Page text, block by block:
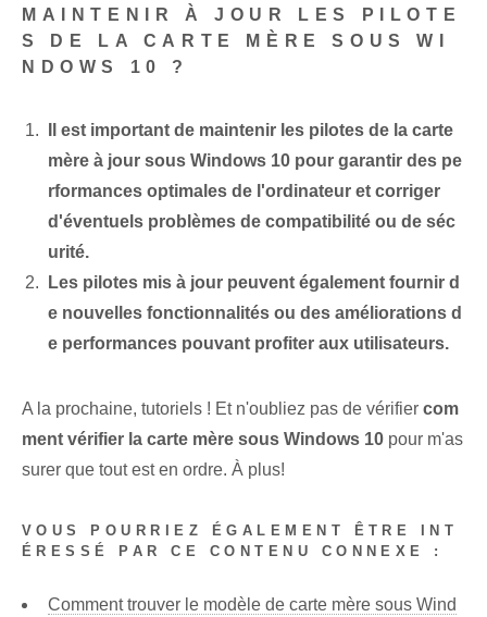
MAINTENIR À JOUR LES PILOTE
S DE LA CARTE MÈRE SOUS WI
NDOWS 10 ?
Il est important de maintenir les pilotes de la carte
mère à jour sous Windows 10 pour garantir des pe
rformances optimales de l'ordinateur et corriger
d'éventuels problèmes de compatibilité ou de séc
urité.
Les pilotes mis à jour peuvent également fournir d
e nouvelles fonctionnalités ou des améliorations d
e performances pouvant profiter aux utilisateurs.
A la prochaine, tutoriels ! Et n'oubliez pas de vérifier com
ment vérifier la carte mère sous Windows 10 pour m'as
surer que tout est en ordre. À plus!
VOUS POURRIEZ ÉGALEMENT ÊTRE INT
ÉRESSÉ PAR CE CONTENU CONNEXE :
Comment trouver le modèle de carte mère sous Wind